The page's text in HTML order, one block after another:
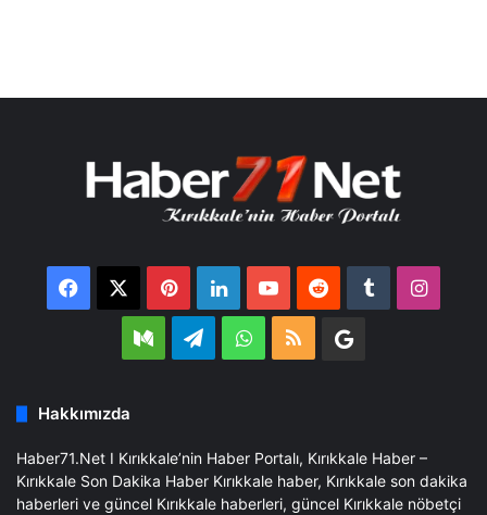
Facebook PinterestLinkedInYouTubeReddit Tumblr
MediumTelegramWhatsApp
RSS
Google
Hakkımızda
Haber71.Net I Kırıkkale’nin Haber Portalı, Kırıkkale Haber –
Kırıkkale Son Dakika Haber Kırıkkale haber, Kırıkkale son dakika
haberleri ve güncel Kırıkkale haberleri, güncel Kırıkkale nöbetçi